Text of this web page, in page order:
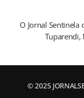
O Jornal
Tuparendi,
© 2025